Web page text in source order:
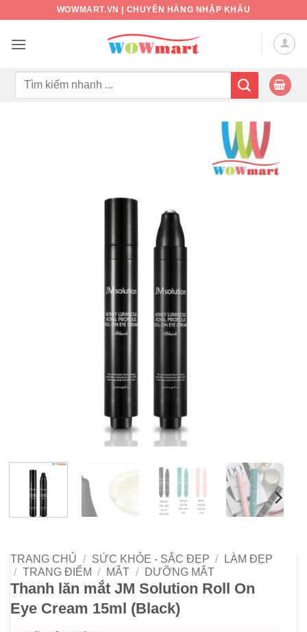
nội
WOWMART.VN | CHUYÊN HÀNG NHẬP KHẨU
Tìm
TRANG CHỦ / SỨC KHỎE - SẮC ĐẸP /
LÀM ĐẸP
/ TRANG ĐIỂM / MẮT / DƯỠNG MẮT
Thanh lăn mắt JM Solution Roll On
Eye Cream 15ml (Black)